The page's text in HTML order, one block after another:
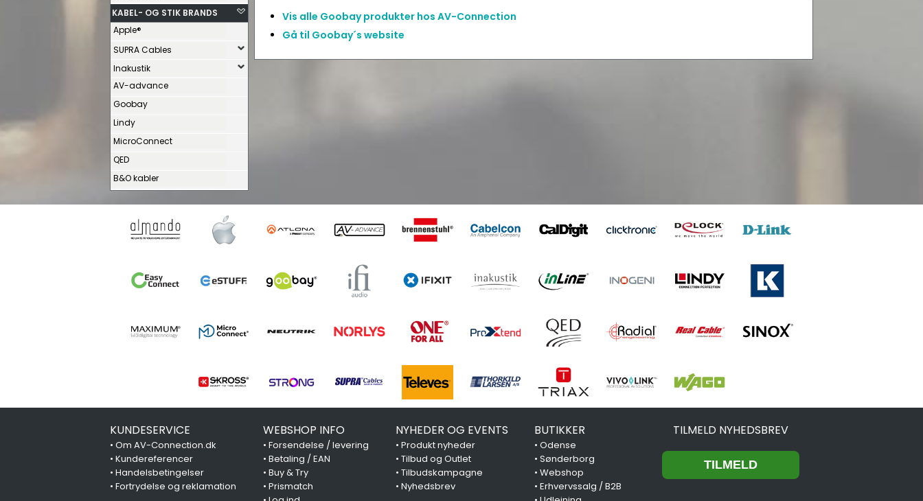
KABEL- OG STIK BRANDS
Apple®
SUPRA Cables
Inakustik
AV-advance
Goobay
Lindy
MicroConnect
QED
B&O kabler
Vis alle Goobay produkter hos AV-Connection
Gå til Goobay´s website
KUNDESERVICE
• Om AV-Connection.dk
• Kundereferencer
• Handelsbetingelser
• Fortrydelse og reklamation
WEBSHOP INFO
• Forsendelse / levering
• Betaling / EAN
• Buy & Try
• Prismatch
NYHEDER OG EVENTS
• Produkt nyheder
• Tilbud og Outlet
• Tilbudskampagne
• Nyhedsbrev
BUTIKKER
•Odense
•Sønderborg
•Webshop
•Erhvervssalg / B2B
TILMELD NYHEDSBREV